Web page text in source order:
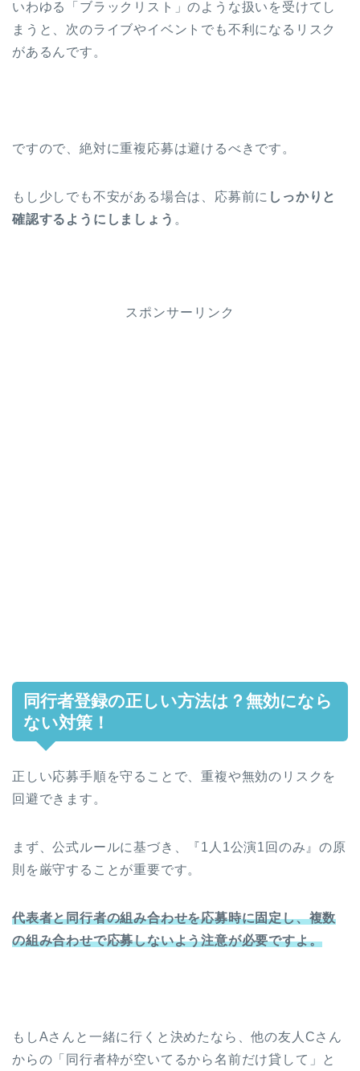
いわゆる「ブラックリスト」のような扱いを受けてし
まうと、次のライブやイベントでも不利になるリスク
があるんです。
ですので、絶対に重複応募は避けるべきです。
もし少しでも不安がある場合は、応募前に しっかりと
確認するようにしましょう 。
スポンサーリンク
同行者登録の正しい方法は？無効になら
ない対策！
正しい応募手順を守ることで、重複や無効のリスクを
回避できます。
まず、公式ルールに基づき、『1人1公演1回のみ』の原
則を厳守することが重要です。
代表者と同行者の組み合わせを応募時に固定し、複数
の組み合わせで応募しないよう注意が必要ですよ。
もしAさんと一緒に行くと決めたなら、他の友人Cさん
からの「同行者枠が空いてるから名前だけ貸して」と